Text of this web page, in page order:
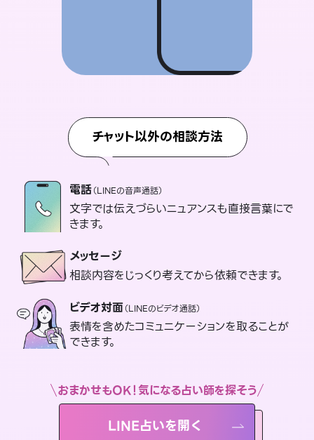
チャット以外の相談方法
電話（LINEの音声通話）
文字では伝えづらいニュアンスも直接言葉にで
きます。
メッセージ
相談内容をじっくり考えてから依頼できます。
ビデオ対面（LINEのビデオ通話）
表情を含めたコミュニケーションを取ることが
できます。
おまかせもOK！気になる占い師を探そう
LINE占いを開く